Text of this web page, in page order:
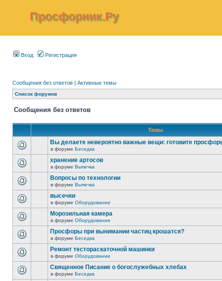
Просфорник.Ру
Вход Регистрация
Сообщения без ответов | Активные темы
Список форумов
Сообщения без ответов
Темы
Вы делаете невероятно важные вещи: готовите
в форуме Беседка
хранение артосов
в форуме Выпечка
Вопросы по технологии
в форуме Выпечка
высечки
в форуме Оборудование
Морозильная камера
в форуме Оборудование
Просфоры при вынимании частиц крошатся?
в форуме Беседка
Ремонт тестораскаточной машинки
в форуме Оборудование
Священное Писание о богослужебных хлебах
в форуме Беседка